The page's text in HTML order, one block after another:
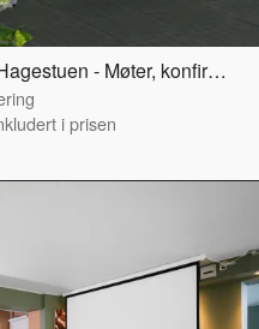
Villa Grande selskapslokale - Hagestuen - Møter, konfirmasjoner og mindre selskap
i prisen